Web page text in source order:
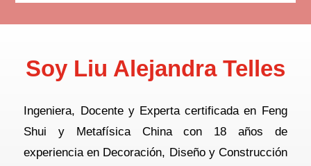
Soy Liu Alejandra Telles
Ingeniera, Docente y Experta certificada en Feng
Shui y Metafísica China con 18 años de
experiencia en Decoración, Diseño y Construcción